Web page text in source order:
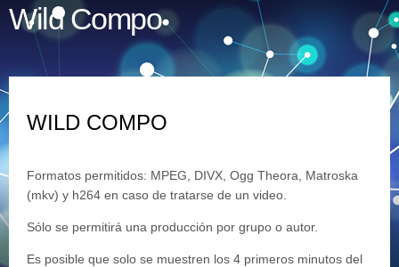
Wild Compo
WILD COMPO
Formatos permitidos: MPEG, DIVX, Ogg Theora, Matroska
(mkv) y h264 en caso de tratarse de un video.
Sólo se permitirá una producción por grupo o autor.
Es posible que solo se muestren los 4 primeros minutos del